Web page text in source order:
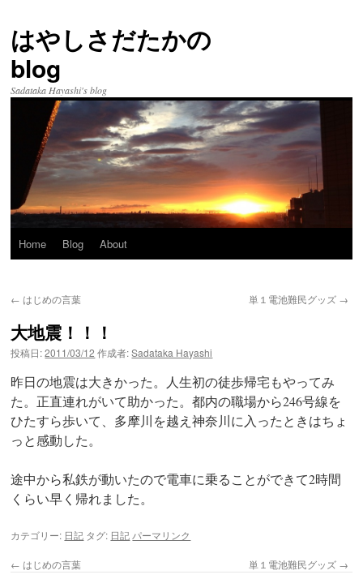
はやしさだたかの
blog
Sadataka Hayashi's blog
コ
テ
ン
ス
ッ
Home Blog About
← はじめの言葉 単１電池難民グッズ →
大地震！！！
投稿日: 2011/03/12 作成者: Sadataka Hayashi
昨日の地震は大きかった。人生初の徒歩帰宅もやってみ
た。正直連れがいて助かった。都内の職場から246号線を
ひたすら歩いて、多摩川を越え神奈川に入ったときはちょ
っと感動した。
途中から私鉄が動いたので電車に乗ることができて2時間
くらい早く帰れました。
カテゴリー: 日記 タグ: 日記 パーマリンク
← はじめの言葉 単１電池難民グッズ →